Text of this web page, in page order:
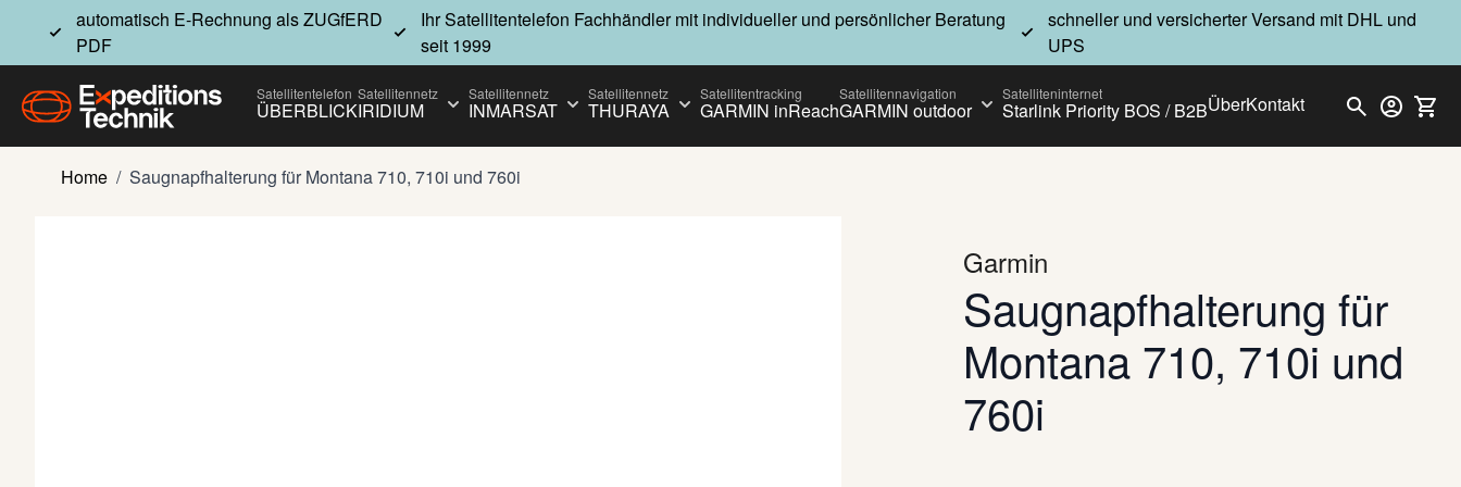
Direkt zum Inhaltautomatisch E-Rechnung als ZUGfERD
PDF
Ihr Satellitentelefon Fachhändler mit individueller und persönlicher Beratung
seit 1999
schneller und versicherter Versand mit DHL und
UPS
Satellitentelefon
ÜBERBLICK
Satellitennetz
IRIDIUM
Satellitennetz
INMARSAT
Satellitennetz
THURAYA
Satellitentracking
GARMIN inReach
Satellitennavigation
GARMIN outdoor
Show submenu for GARMIN outdoor category
Satelliteninternet
Starlink Priority BOS / B2BÜberKontakt
Home / Saugnapfhalterung für Montana 710, 710i und 760i
Garmin
Saugnapfhalterung für
Montana 710, 710i und
760i